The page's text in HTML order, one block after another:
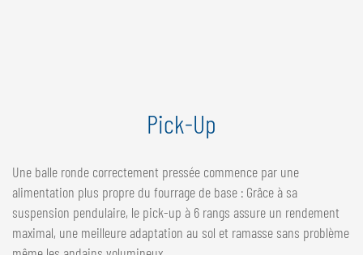
Pick-Up
Une balle ronde correctement pressée commence par une
alimentation plus propre du fourrage de base : Grâce à sa
suspension pendulaire, le pick-up à 6 rangs assure un rendement
maximal, une meilleure adaptation au sol et ramasse sans problème